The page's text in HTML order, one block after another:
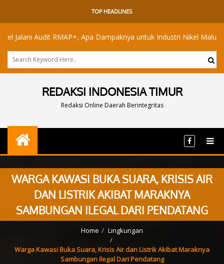
TOP HEADLINES
RMAP+, Apa Dampaknya untuk Industri Nikel Maluku Utara?
REDAKSI INDONESIA TIMUR
Redaksi Online Daerah Berintegritas
WARGA KAWASI BUKA SUARA, KRISIS AIR
DAN LISTRIK AKIBAT MARAKNYA
SAMBUNGAN ILEGAL DARI PENDATANG
Home Lingkungan
Warga Kawasi Buka Suara, Krisis Air dan Listrik Akibat Maraknya
Sambungan Ilegal Dari Pendatang